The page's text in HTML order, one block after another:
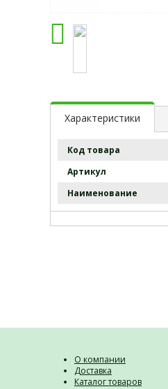
Характеристики
Код товара
Артикул
Наименование
О компании
Доставка
Каталог товаров